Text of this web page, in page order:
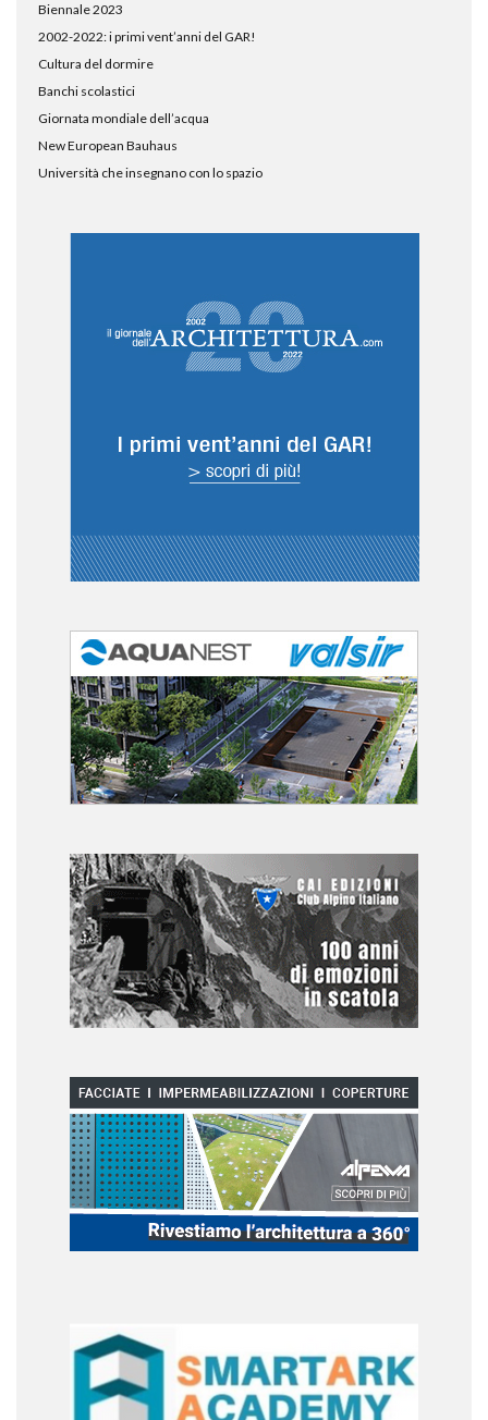
Biennale 2023
2002-2022: i primi vent’anni del GAR!
Cultura del dormire
Banchi scolastici
Giornata mondiale dell’acqua
New European Bauhaus
Università che insegnano con lo spazio